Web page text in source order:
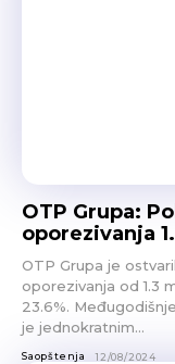
OTP Grupa:
oporezivanja
OTP Grupa je
oporezivanja od 1.3
23.6%. Međugodišnje smanjenje dobiti od 12% obrazloženo
je jednokratnim...
Saopštenja 12/08/2024